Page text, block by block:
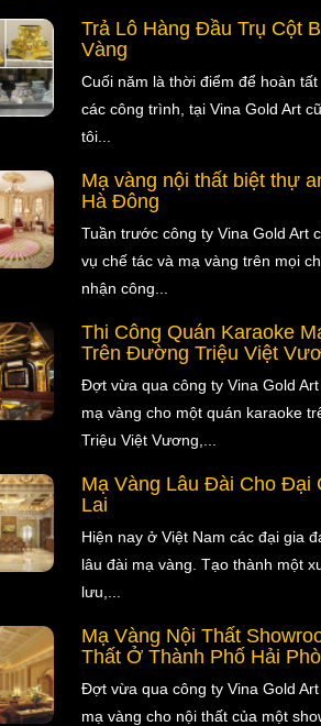
Trả Lô Hàng Đầu Trụ Cột
Vàng
Cuối năm là thời điểm để hoàn
các công trình, tại Vina Gold Art
tôi...
Mạ vàng nội thất biệt thự
Hà Đông
Tuần trước công ty Vina Gold Art
vụ chế tác và mạ vàng trên mọi
nhận công...
Thi Công Quán Karaoke
Trên Đường Triệu Việt
Đợt vừa qua công ty Vina Gold
mạ vàng cho một quán karaoke
Triệu Việt Vương,...
Mạ Vàng Lâu Đài Cho Đại
Lai
Hiện nay ở Việt Nam các đại gia
lâu đài mạ vàng. Tạo thành một
lưu,...
Mạ Vàng Nội Thất
Thất Ở Thành Phố Hải
Đợt vừa qua công ty Vina Gold
mạ vàng cho nội thất của một